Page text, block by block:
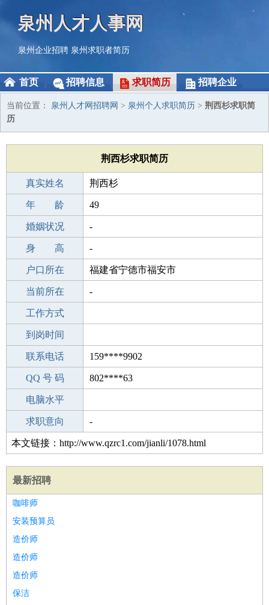
泉州人才人事网
泉州企业招聘 泉州求职者简历
首页 招聘信息 求职简历 招聘企业
当前位置： 泉州人才网招聘网 > 泉州个人求职简历 > 荆西杉求职简
历
荆西杉求职简历
真实姓名 荆西杉
性 别 男
年 龄 49
出生年月 1977-01-01
婚姻状况 -
学 历 高中
身 高 -
毕业学校 商丘第二实验中学
户口所在 福建省宁德市福安市
所学专业 -
当前所在 -
工作经验
工作方式
驾 照
到岗时间
期望月薪
联系电话 159****9902
手机号码 159****9902
QQ 号 码 802****63
微信号码
电脑水平
外语水平
求职意向 -
本文链接：http://www.qzrc1.com/jianli/1078.html
最新招聘
咖啡师
安装预算员
造价师
造价师
造价师
保洁